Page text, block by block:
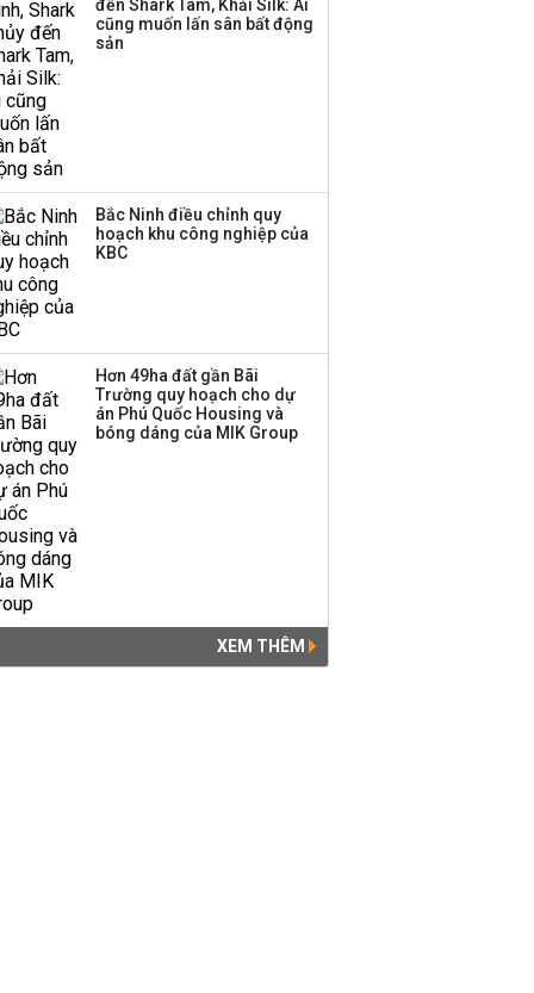
Thị trường thường
đến Shark Tam, Khải Silk: Ai
cũng muốn lấn sân bất động
sản
Bắc Ninh điều chỉnh quy
hoạch khu công nghiệp của
KBC
Hơn 49ha đất gần Bãi
Trường quy hoạch cho dự
án Phú Quốc Housing và
bóng dáng của MIK Group
XEM THÊM